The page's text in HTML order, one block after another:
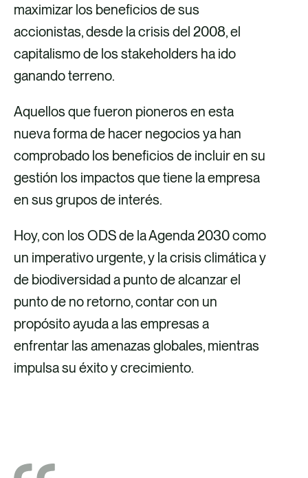
L
i
n
k
F
a
c
e
X
c
o
r
r
t
r
ó
n
c
o
maximizar los beneficios de sus
accionistas, desde la crisis del 2008, el
capitalismo de los stakeholders ha ido
ganando terreno.
Aquellos que fueron pioneros en esta
nueva forma de hacer negocios ya han
comprobado los beneficios de incluir en su
gestión los impactos que tiene la empresa
en sus grupos de interés.
Hoy, con los ODS de la Agenda 2030 como
un imperativo urgente, y la crisis climática y
de biodiversidad a punto de alcanzar el
punto de no retorno, contar con un
propósito ayuda a las empresas a
enfrentar las amenazas globales, mientras
impulsa su éxito y crecimiento.